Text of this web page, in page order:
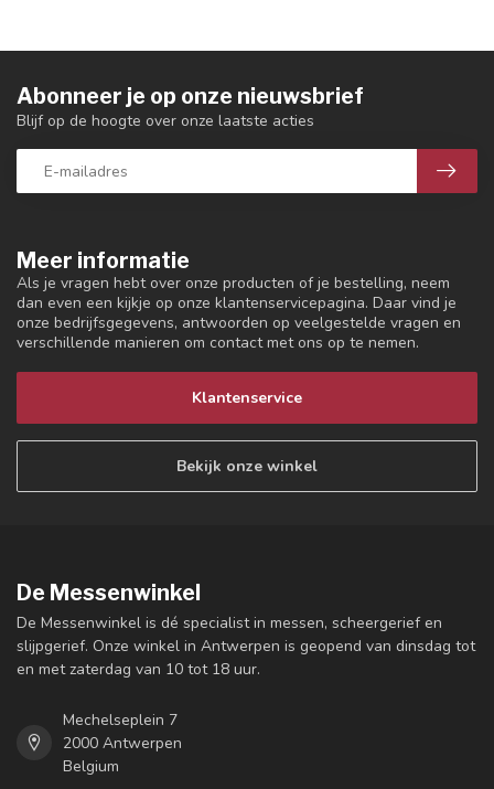
Meer informatie
Als je vragen hebt over onze producten of je bestelling, neem
dan even een kijkje op onze klantenservicepagina. Daar vind je
onze bedrijfsgegevens, antwoorden op veelgestelde vragen en
verschillende manieren om contact met ons op te nemen.
Klantenservice
Bekijk onze winkel
Abonneer je op onze nieuwsbrief
Blijf op de hoogte over onze laatste acties
De Messenwinkel
De Messenwinkel is dé specialist in messen, scheergerief en
slijpgerief. Onze winkel in Antwerpen is geopend van dinsdag tot
en met zaterdag van 10 tot 18 uur.
Mechelseplein 7
2000 Antwerpen
Belgium